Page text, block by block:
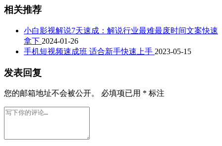
相关推荐
小白影视解说7天速成：解说行业最难最废时间文案快速
拿下 2024-01-26
手机短视频速成班 适合新手快速上手 2023-05-15
发表回复
您的邮箱地址不会被公开。 必填项已用 * 标注